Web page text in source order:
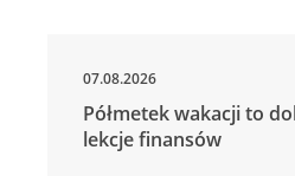
07.08.2026
Półmetek wakacji to
lekcje finansów